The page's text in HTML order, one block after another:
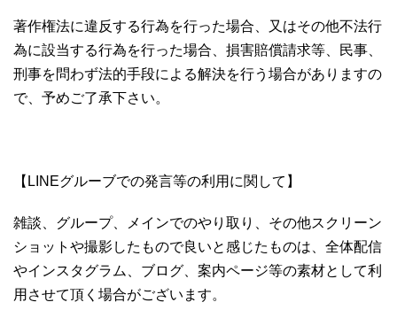
著作権法に違反する行為を行った場合、又はその他不法行
為に設当する行為を行った場合、損害賠償請求等、民事、
刑事を問わず法的手段による解決を行う場合がありますの
で、予めご了承下さい。
【LINEグルーブでの発言等の利用に関して】
雑談、グループ、メインでのやり取り、その他スクリーン
ショットや撮影したもので良いと感じたものは、全体配信
やインスタグラム、ブログ、案内ページ等の素材として利
用させて頂く場合がございます。